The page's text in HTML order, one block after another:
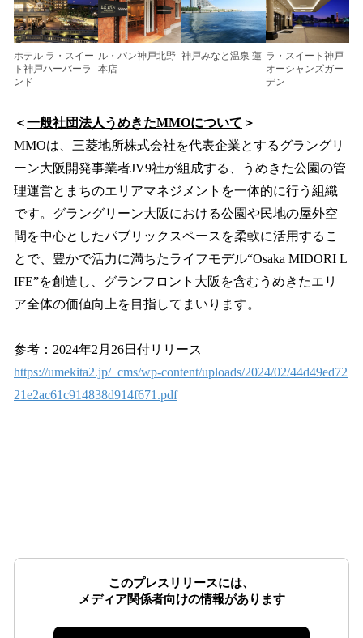
ホテル ラ・スイー
ト神戸ハーバーラ
ンド
ル・パン神戸北野
本店
神戸みなと温泉 蓮 ラ・スイート神戸
オーシャンズガー
デン
＜一般社団法人うめきたMMOについて ＞
MMOは、三菱地所株式会社を代表企業とするグラングリ
ーン大阪開発事業者JV9社が組成する、うめきた公園の管
理運営とまちのエリアマネジメントを一体的に行う組織
です。グラングリーン大阪における公園や民地の屋外空
間を中心としたパブリックスペースを柔軟に活用するこ
とで、豊かで活力に満ちたライフモデル“Osaka MIDORI L
IFE”を創造し、グランフロント大阪を含むうめきたエリ
ア全体の価値向上を目指してまいります。
参考：2024年2月26日付リリース
https://umekita2.jp/_cms/wp-content/uploads/2024/02/44d49ed72
21e2ac61c914838d914f671.pdf
このプレスリリースには、
メディア関係者向けの情報があります